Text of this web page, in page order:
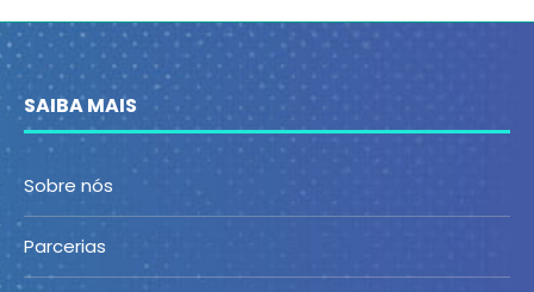
SAIBA MAIS
Sobre nós
Parcerias